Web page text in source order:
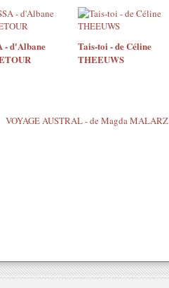
- d'Albane
Tais-toi - de Céline
THEEUWS
VOYAGE AUSTRAL - de Magda MALARZ